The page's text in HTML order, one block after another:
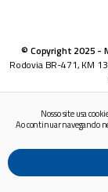
© Copyright 2025 -
Rodovia BR-471, KM
Nosso site usa
Ao continuar navegando